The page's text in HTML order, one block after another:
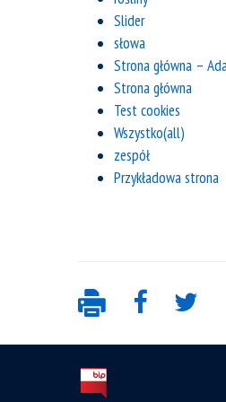
Slider
słowa
Strona główna –
Strona główna
Test cookies
Wszystko(all)
zespół
Przykładowa strona